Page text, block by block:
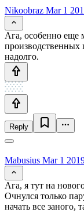
Nikoobraz Mar 1
Ага, особенно еще
производственных
надолго.
Reply
Mabusius Mar 1
Ага, я тут на
Очнулся только
начать все заного,